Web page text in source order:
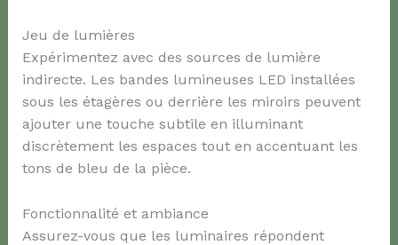
Jeu de lumières
Expérimentez avec des sources de lumière
indirecte. Les bandes lumineuses LED installées
sous les étagères ou derrière les miroirs peuvent
ajouter une touche subtile en illuminant
discrètement les espaces tout en accentuant les
tons de bleu de la pièce.
Fonctionnalité et ambiance
Assurez-vous que les luminaires répondent